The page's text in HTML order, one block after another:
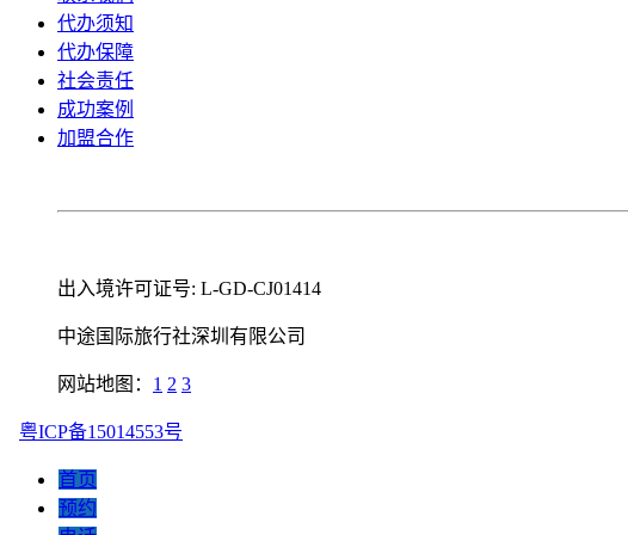
代办须知
代办保障
社会责任
成功案例
加盟合作
出入境许可证号: L-GD-CJ01414
中途国际旅行社深圳有限公司
网站地图： 1 2 3
粤ICP备15014553号
首页
预约